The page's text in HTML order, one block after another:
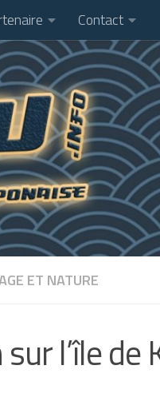
Contact
ET NATURE
l’île de